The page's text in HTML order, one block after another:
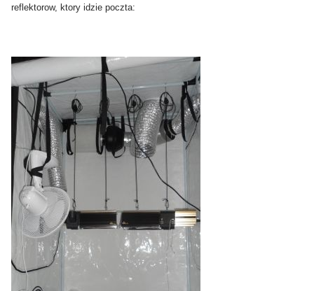
reflektorow, ktory idzie poczta: